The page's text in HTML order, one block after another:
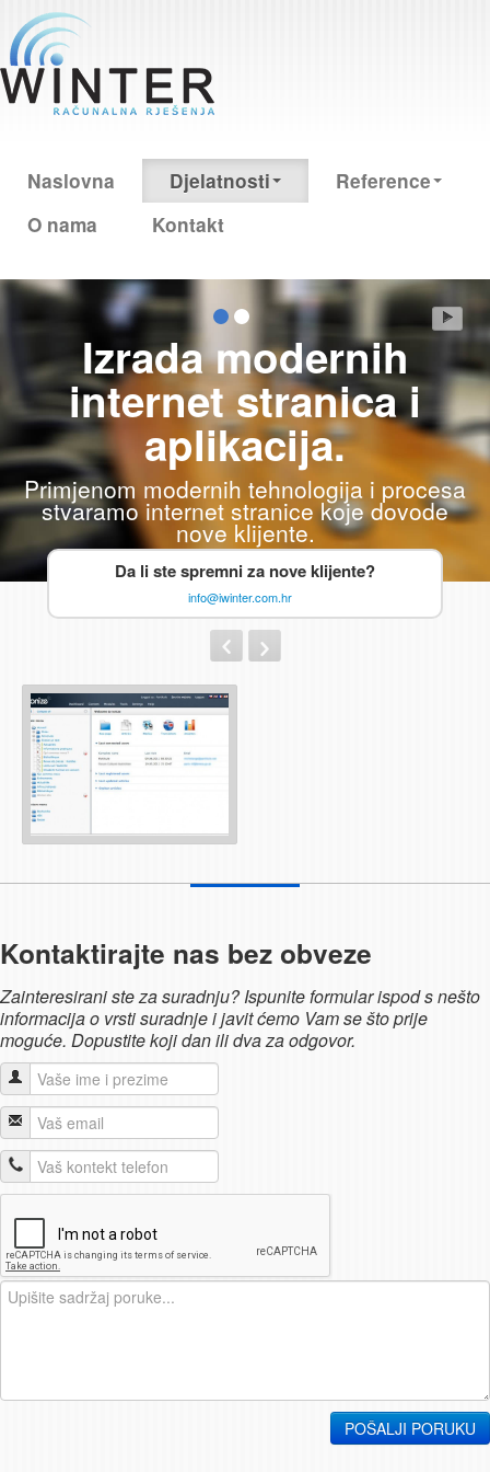
Naslovna Djelatnosti
Reference
O nama
Kontakt
Izrada modernih
internet stranica i
aplikacija.
Primjenom modernih tehnologija i procesa
stvaramo internet stranice koje dovode
nove klijente.
Da li ste spremni za nove klijente?
info@iwinter.com.hr
Kontaktirajte nas bez obveze
Zainteresirani ste za suradnju? Ispunite formular ispod s nešto
informacija o vrsti suradnje i javit ćemo Vam se što prije
moguće. Dopustite koji dan ili dva za odgovor.
POŠALJI PORUKU